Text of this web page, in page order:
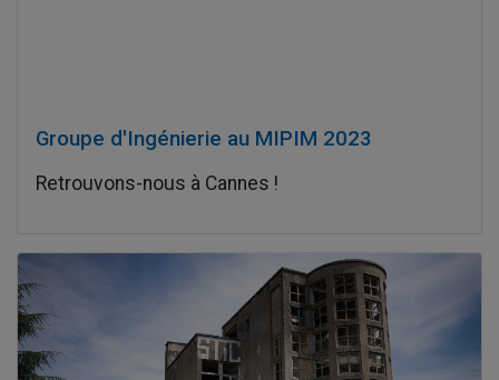
Groupe d'Ingénierie au MIPIM 2023
Retrouvons-nous à Cannes !